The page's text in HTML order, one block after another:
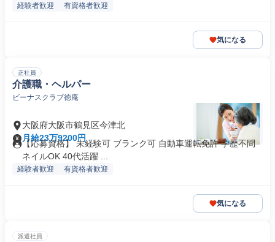
経験者歓迎 有資格者歓迎
気になる
正社員
介護職・ヘルパー
ビーナスクラブ徳庵
大阪府大阪市鶴見区今津北
月給23万9200円
【応募資格】 未経験可 ブランク可 自動車運転免許 学歴不問
ネイルOK 40代活躍 ...
経験者歓迎 有資格者歓迎
気になる
派遣社員